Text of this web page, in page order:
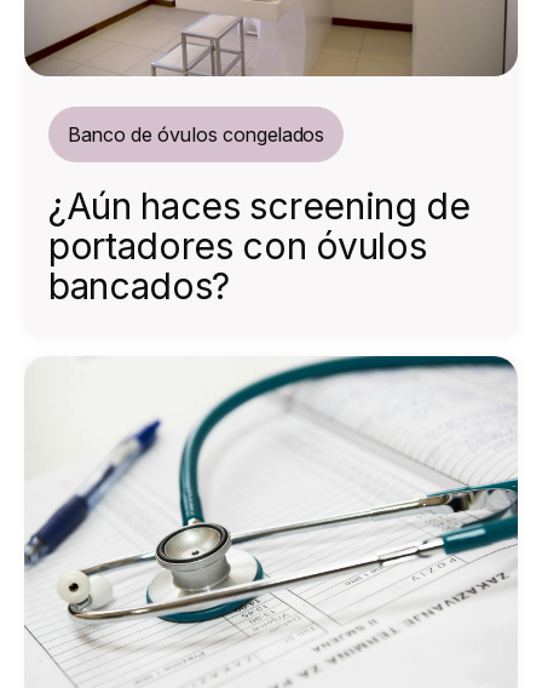
Banco de óvulos congelados
¿Aún haces screening de
portadores con óvulos
bancados?